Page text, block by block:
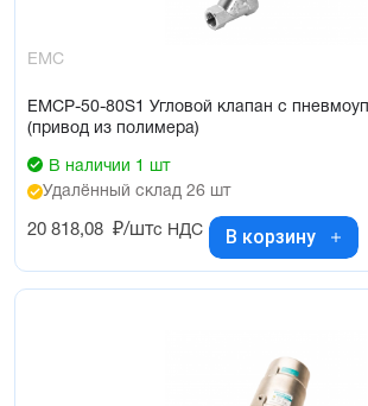
EMC
EMCP-50-80S1 Угловой клапан с
(привод из полимера)
В наличии 1 шт
Удалённый склад 26 шт
20 818,08 ₽/штс НДС В корзину